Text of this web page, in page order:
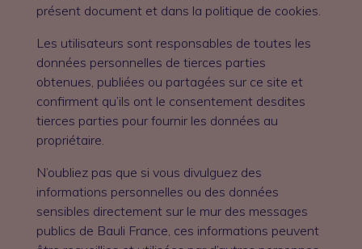
présent document et dans la politique de cookies.
Les utilisateurs sont responsables de toutes les
données personnelles de tierces parties
obtenues, publiées ou partagées sur ce site et
confirment qu’ils ont le consentement desdites
tierces parties pour fournir les données au
propriétaire.
N’oubliez pas que si vous divulguez des
informations personnelles ou des données
sensibles directement sur le mur des messages
publics de Bauli France, ces informations peuvent